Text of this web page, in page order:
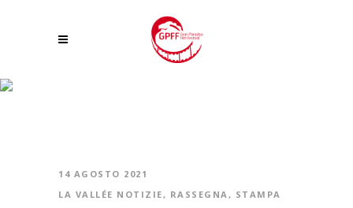
14 AGOSTO 2021
LA VALLÉE NOTIZIE, RASSEGNA, STAMPA